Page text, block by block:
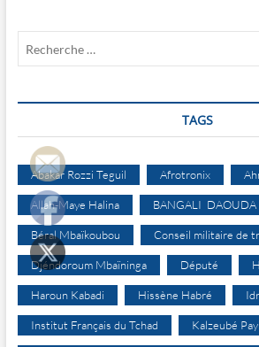
de
de
est
élu
TAGS
Abakar Rozzi Teguil Afrotronix
Allah-Maye Halina BANGALI
Béral Mbaïkoubou Conseil militaire de
Djéndoroum Mbaïninga Député
Haroun Kabadi Hissène Habré
Institut Français du Tchad Kalzeubé